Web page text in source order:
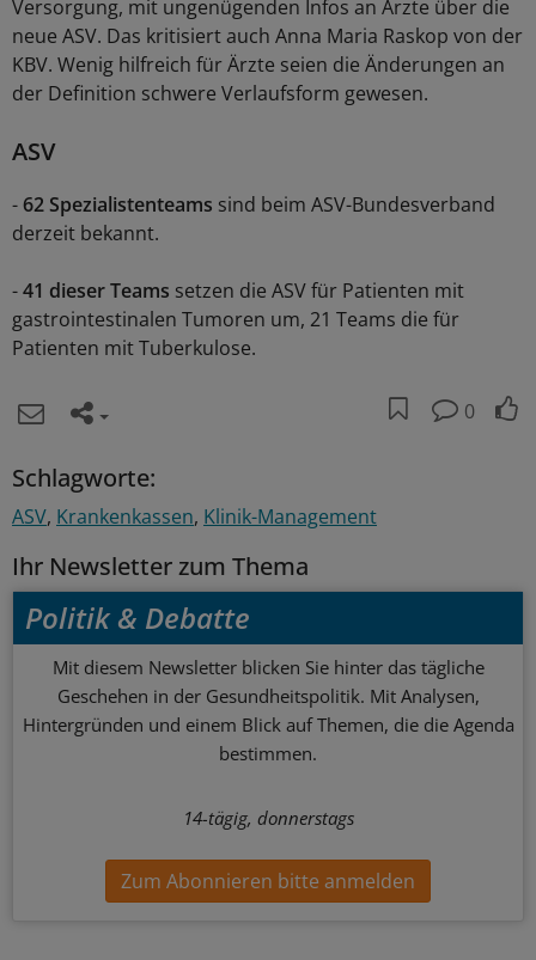
Versorgung, mit ungenügenden Infos an Ärzte über die
neue ASV. Das kritisiert auch Anna Maria Raskop von der
KBV. Wenig hilfreich für Ärzte seien die Änderungen an
der Definition schwere Verlaufsform gewesen.
ASV
-62 Spezialistenteams sind beim ASV-Bundesverband
derzeit bekannt.
-41 dieser Teams setzen die ASV für Patienten mit
gastrointestinalen Tumoren um, 21 Teams die für
Patienten mit Tuberkulose.
0
Schlagworte:
ASV Krankenkassen Klinik-Management
Ihr Newsletter zum Thema
Politik & Debatte
Mit diesem Newsletter blicken Sie hinter das tägliche
Geschehen in der Gesundheitspolitik. Mit Analysen,
Hintergründen und einem Blick auf Themen, die die Agenda
bestimmen.
14-tägig, donnerstags
Zum Abonnieren bitte anmelden